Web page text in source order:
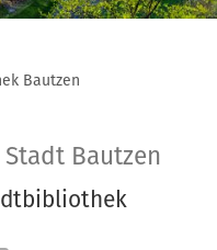
Bautzen
Bautzen